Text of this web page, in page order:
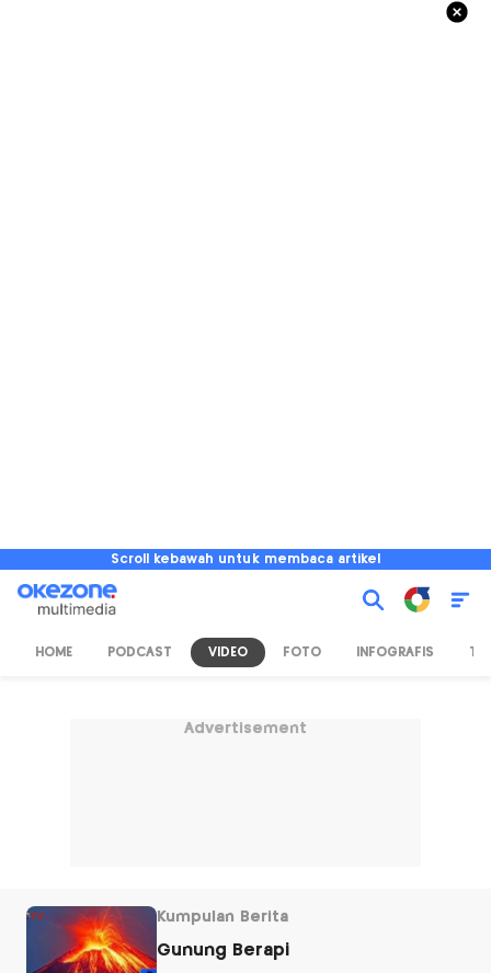
Scroll kebawah untuk membaca artikel
HOME PODCAST VIDEO FOTO INFOGRAFIS TV
Advertisement
Kumpulan Berita
Gunung Berapi